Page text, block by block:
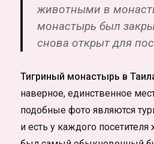
животными в
монастырь был
снова открыт для
Тигриный монастырь в
наверное, единственное
подобные фото являются
и есть у каждого посетителя